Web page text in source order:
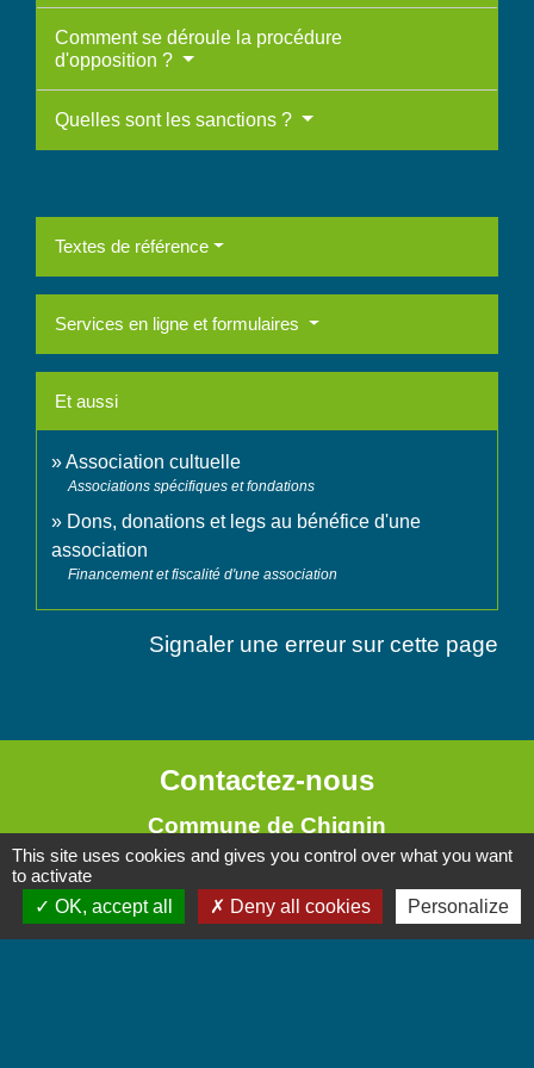
Comment se déroule la procédure
d'opposition ?
Quelles sont les sanctions ?
Textes de référence
Services en ligne et formulaires
Et aussi
Association cultuelle
Associations spécifiques et fondations
Dons, donations et legs au bénéfice d'une
association
Financement et fiscalité d'une association
Signaler une erreur sur cette page
Contactez-nous
Commune de Chignin
52 Place de la Mairie - Le Chef Lieu
73800 Chignin - FRANCE
+33 4 79 28 10 12
This site uses cookies and gives you control over what you want
to activate
OK, accept all
Deny all cookies Personalize